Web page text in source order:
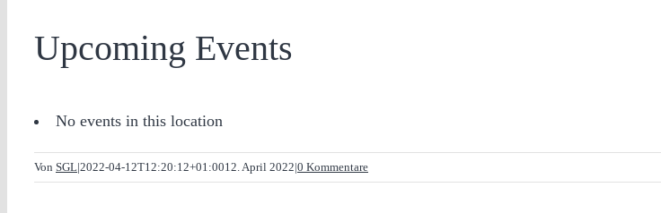
Upcoming Events
No events in this location
Von SGL|2022-04-12T12:20:12+01:0012. April 2022|0 Kommentare